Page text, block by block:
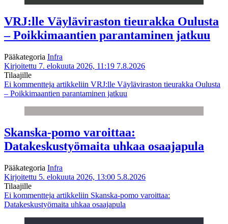
VRJ:lle Väyläviraston tieurakka Oulusta
– Poikkimaantien parantaminen jatkuu
Pääkategoria Infra
Kirjoitettu 7. elokuuta 2026, 11:19 7.8.2026
Tilaajille
Ei kommentteja artikkeliin VRJ:lle Väyläviraston tieurakka Oulusta
– Poikkimaantien parantaminen jatkuu
Skanska-pomo varoittaa:
Datakeskustyömaita uhkaa osaajapula
Pääkategoria Infra
Kirjoitettu 5. elokuuta 2026, 13:00 5.8.2026
Tilaajille
Ei kommentteja artikkeliin Skanska-pomo varoittaa:
Datakeskustyömaita uhkaa osaajapula